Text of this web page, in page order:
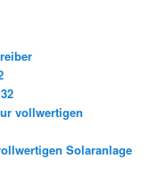
vollwertigen
Solaranlage